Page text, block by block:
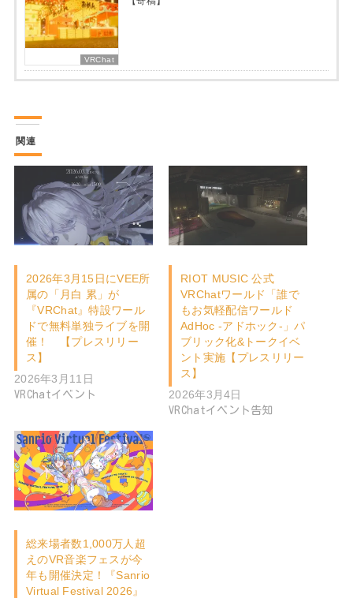
VRChat
関連
2026年3月15日にVEE所
属の「月白 累」が
『VRChat』特設ワール
ドで無料単独ライブを開
催！ 【プレスリリー
ス】
2026年3月11日
VRChatイベント
RIOT MUSIC 公式
VRChatワールド「誰で
もお気軽配信ワールド
AdHoc -アドホック-」パ
ブリック化&トークイベ
ント実施【プレスリリー
ス】
2026年3月4日
VRChatイベント告知
総来場者数1,000万人超
えのVR音楽フェスが今
年も開催決定！『Sanrio
Virtual Festival 2026』